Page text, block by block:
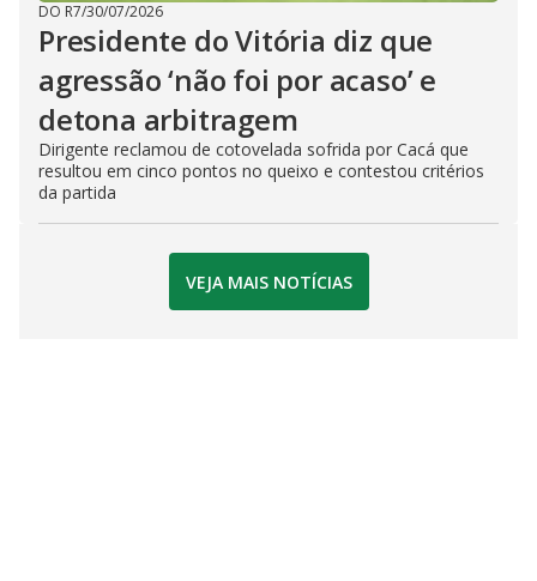
DO R7/30/07/2026
Presidente do Vitória diz que
agressão ‘não foi por acaso’ e
detona arbitragem
Dirigente reclamou de cotovelada sofrida por Cacá que
resultou em cinco pontos no queixo e contestou critérios
da partida
VEJA MAIS NOTÍCIAS